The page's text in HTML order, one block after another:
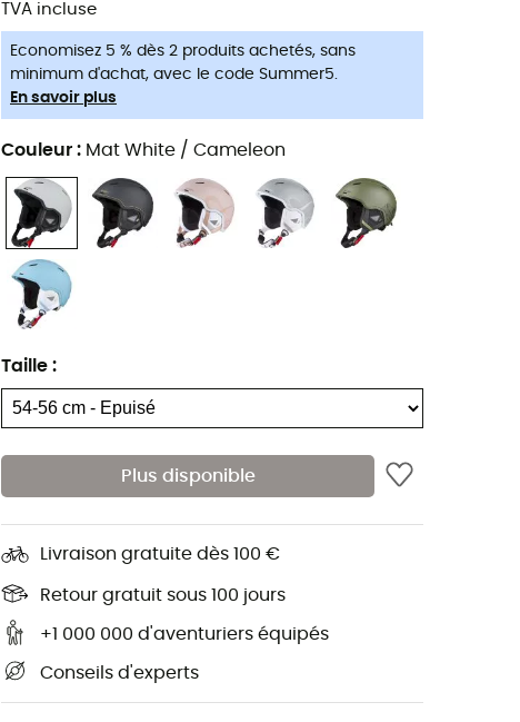
TVA incluse
Economisez 5 % dès 2 produits achetés, sans
minimum d'achat, avec le code Summer5.
En savoir plus
Couleur : Mat White / Cameleon
Taille :
Plus disponible
Livraison gratuite dès 100 €
Retour gratuit sous 100 jours
+1 000 000 d'aventuriers équipés
Conseils d'experts